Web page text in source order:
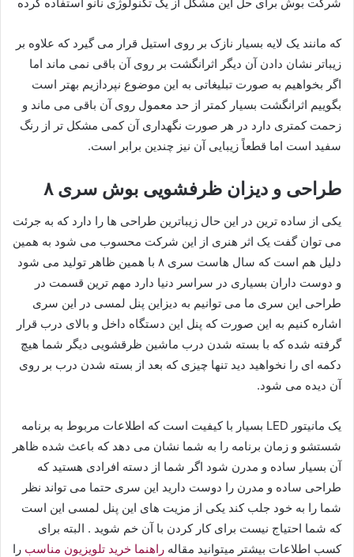
که مانند یک لایه بسیار نازک بر روی استیل قرار می گیرد که علاوه بر
زیباتر نشان دادن آن دیگر اثرانگشت بر روی آن باقی نمی ماند اما
اگر بخواهیم به صورت تبلیغاتی به این موضوع نپردازیم بهتر است
بگوییم اثرانگشت بسیار کمتر از حد معمول روی آن باقی می ماند و
زحمت کمتری دارد در هر صورت نگهداری آن کمی مشکل تر از رنگ
سفید است اما قطعاً زیبایی آن نیز چندین برابر است.
طراحی و دیزان ظرفشویی بوش سری ۸
یکی از ساده ترین در این حال زیباترین طراحی ها را دارد که به جرئت
می توان گفت یک اثر هنری از این شرکت محسوب می شود به همین
دلیل هم است که سال هاست سری ۸ با همین ظاهر تولید می شود
و دوست داران بسیاری در سراسر دنیا دارد مهم ترین قسمت در
طراحی این سری ما می توانیم به دیزاین پنل لمسی در این سری
اشاره کنیم به این صورت که پنل این دستگاه داخل و بالای درب قرار
گرفته شده که با بسته شدن درب ماشین ظرقشویی دیگر شما هیچ
دکمه ای را نخواهید دید تنها چیزی که بعد از بسته شدن درب بر روی
آن دیده می شود.
یک مانیتور LED بسیار با کیفیت است که اطلاعات مربوط به برنامه
شستشو و زمان برنامه را به شما نشان می دهد که باعث شده ظاهر
آن بسیار ساده و مدرن شود اگر شما از دسته افرادی هستید که
طراحی ساده و مدرن را دوست دارید این سری حتما می تواند نظر
شما را به خود جلب کند یکی از مزیت های این پنل لمسی این است
که شما احتیاج نیست برای کار کردن با آن خم شوید . البته برای
کسب اطلاعات بیشتر میتوانید مقاله راهنما خرید تلویزیون مناسب را